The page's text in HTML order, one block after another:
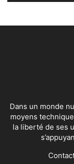
Dans un monde
moyens
la liberté de ses